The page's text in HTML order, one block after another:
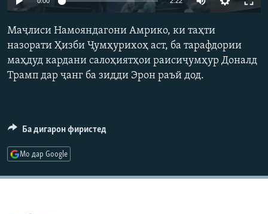
ГУЗОРИШҲОИ РАДИОӢ
ПАЙГИРӢ КУНЕД
Ҳамаи сомонаҳои RFE/RL
Auto 240p 360p 480p
360p
480p
Маҷлиси Намояндагони Амрико, ки таҳти
назорати Ҳизби Ҷумҳурихоҳ аст, ба тарафдории
маҳдуд кардани салоҳиятҳои раисиҷумҳур Доналд
Трамп дар ҷанг ба зидди Эрон раъй дод.
Ба дигарон фиристед
Мо дар Google